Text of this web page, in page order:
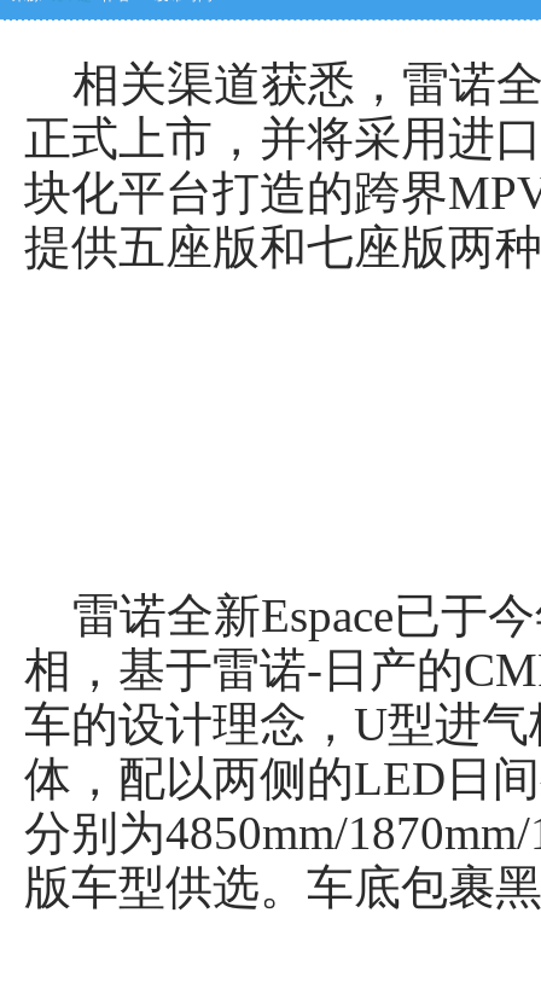
相关渠道获悉，雷诺全
正式上市，并将采用进
块化平台打造的跨界
提供五座版和七座版两
雷诺全新Espace已于
相，基于雷诺-日产的
车的设计理念，U型进
体，配以两侧的LED日
分别为4850mm/
版车型供选。车底包裹